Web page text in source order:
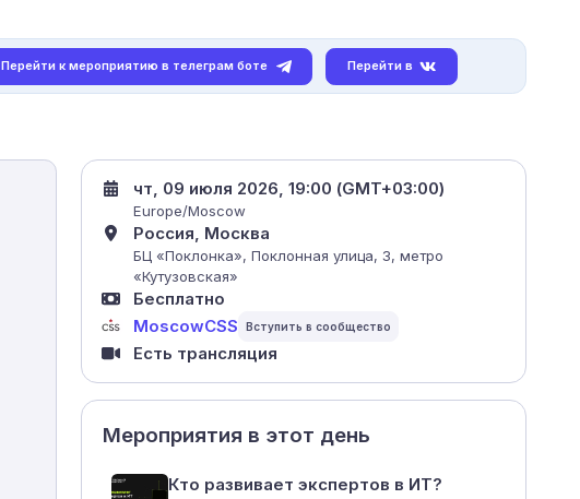
Перейти к мероприятию в телеграм боте Перейти в
чт, 09 июля 2026, 19:00 (GMT+03:00)
Europe/Moscow
Россия, Москва
БЦ «Поклонка», Поклонная улица, 3, метро
«Кутузовская»
Бесплатно
MoscowCSS
Есть трансляция
Мероприятия в этот день
Кто развивает экспертов в ИТ?